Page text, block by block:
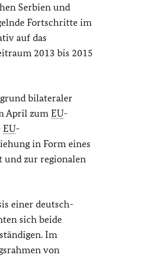
Serbien und
Fortschritte im
auf das
2013 bis 2015
bilateraler
April zum EU-
EU-
in Form eines
und zur regionalen
einer deutsch-
sich beide
Im
von